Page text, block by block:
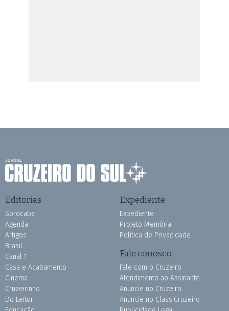
Editorias
Sorocaba
Agenda
Artigos
Brasil
Canal 1
Casa e Acabamento
Cinema
Cruzeirinho
Do Leitor
Expediente
Expediente
Projeto Memória
Política de Privacidade
Fale conosco
Fale com o Cruzeiro
Atendimento ao Assinante
Anuncie no Cruzeiro
Anuncie no ClassiCruzeiro